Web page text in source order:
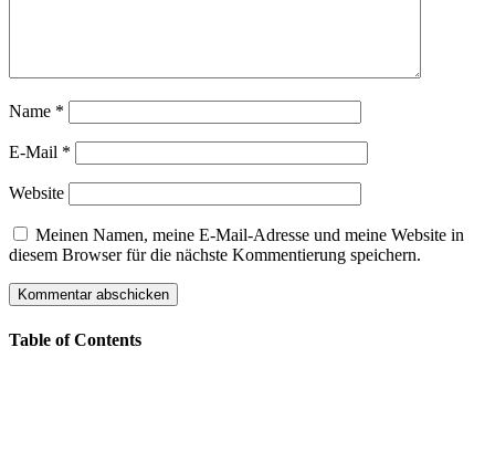
Name *
E-Mail *
Website
Meinen Namen, meine E-Mail-Adresse und meine Website in
diesem Browser für die nächste Kommentierung speichern.
Table of Contents